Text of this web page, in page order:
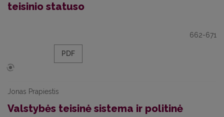
teisinio statuso
662-671
PDF
Jonas Prapiestis
Valstybės teisinė sistema ir politinė